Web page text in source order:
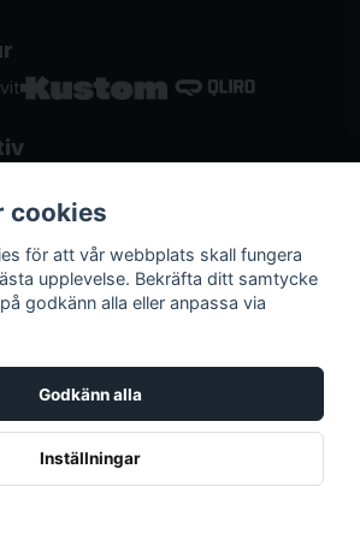
i Kristianstad | © Copyright
cookies
för att vår webbplats skall fungera
upplevelse. Bekräfta ditt samtycke
godkänn alla eller anpassa via
Godkänn alla
Inställningar